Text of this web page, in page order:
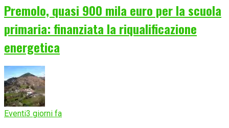
Premolo, quasi 900 mila euro per la scuola
primaria: finanziata la riqualificazione
energetica
Eventi3 giorni fa